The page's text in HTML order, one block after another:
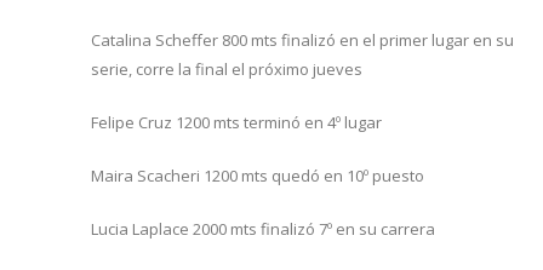
Catalina Scheffer 800 mts finalizó en el primer lugar en su
serie, corre la final el próximo jueves
Felipe Cruz 1200 mts terminó en 4º lugar
Maira Scacheri 1200 mts quedó en 10º puesto
Lucia Laplace 2000 mts finalizó 7º en su carrera